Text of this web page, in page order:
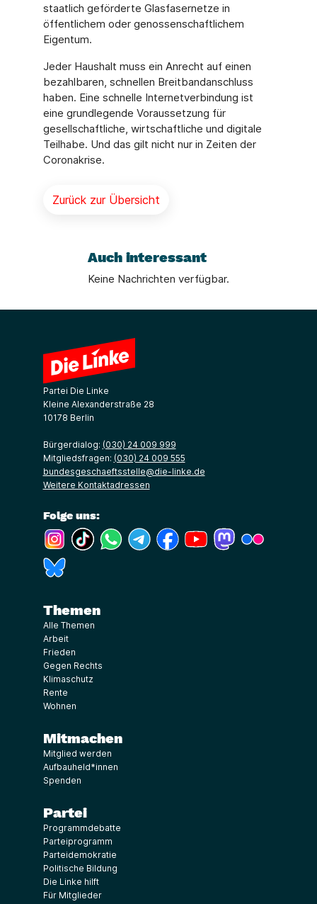
staatlich geförderte Glasfasernetze in
öffentlichem oder genossenschaftlichem
Eigentum.
Jeder Haushalt muss ein Anrecht auf einen
bezahlbaren, schnellen Breitbandanschluss
haben. Eine schnelle Internetverbindung ist
eine grundlegende Voraussetzung für
gesellschaftliche, wirtschaftliche und digitale
Teilhabe. Und das gilt nicht nur in Zeiten der
Coronakrise.
Zurück zur Übersicht
Auch interessant
Keine Nachrichten verfügbar.
Partei Die Linke
Kleine Alexanderstraße 28
10178 Berlin
Bürgerdialog: (030) 24 009 999
Mitgliedsfragen: (030) 24 009 555
bundesgeschaeftsstelle@die-linke.de
Weitere Kontaktadressen
Folge uns:
(Link öffnet ein neues Fenster)
(Link öffnet ein neues Fenster)
(Link öffnet ein neues Fenster)
(Link öffnet ein neues Fenster)
(Link öffnet ein neues Fenster)
(Link öffnet ein neues
(Link öffnet ein
Themen
Alle Themen
Arbeit
Frieden
Gegen Rechts
Klimaschutz
Rente
Wohnen
Mitmachen
Mitglied werden
Aufbauheld*innen
Spenden
Partei
Programmdebatte
Parteiprogramm
Parteidemokratie
Politische Bildung
Die Linke hilft
Für Mitglieder